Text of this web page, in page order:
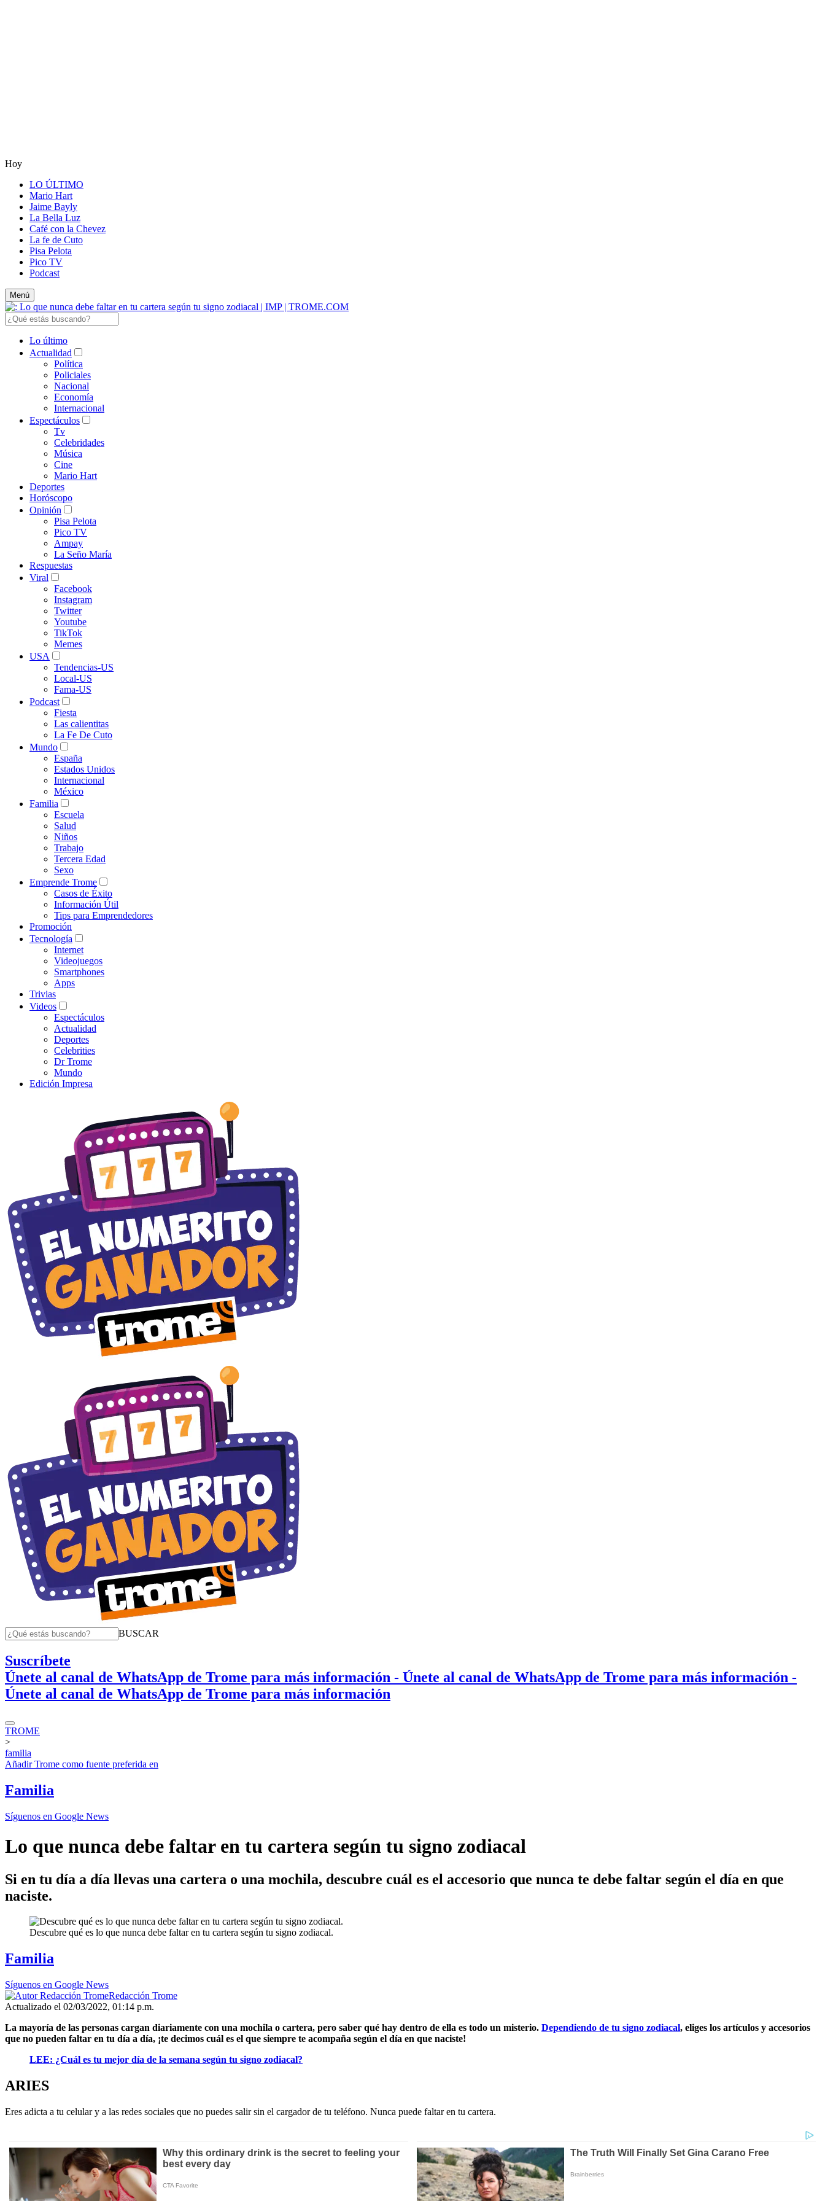
Hoy
LO ÚLTIMO
Mario Hart
Jaime Bayly
La Bella Luz
Café con la Chevez
La fe de Cuto
Pisa Pelota
Pico TV
Podcast
Menú
Lo último
Actualidad
Política
Policiales
Nacional
Economía
Internacional
Espectáculos
Tv
Celebridades
Música
Cine
Mario Hart
Deportes
Horóscopo
Opinión
Pisa Pelota
Pico TV
Ampay
La Seño María
Respuestas
Viral
Facebook
Instagram
Twitter
Youtube
TikTok
Memes
USA
Tendencias-US
Local-US
Fama-US
Podcast
Fiesta
Las calientitas
La Fe De Cuto
Mundo
España
Estados Unidos
Internacional
México
Familia
Escuela
Salud
Niños
Trabajo
Tercera Edad
Sexo
Emprende Trome
Casos de Éxito
Información Útil
Tips para Emprendedores
Promoción
Tecnología
Internet
Videojuegos
Smartphones
Apps
Trivias
Videos
Espectáculos
Actualidad
Deportes
Celebrities
Dr Trome
Mundo
Edición Impresa
BUSCAR
Suscríbete
Únete al canal de WhatsApp de Trome para más información - Únete al canal de WhatsApp de Trome para más información -
Únete al canal de WhatsApp de Trome para más información
TROME
>
familia
AñadirTrome como fuente preferida en
Familia
Síguenos en Google News
Lo que nunca debe faltar en tu cartera según tu signo zodiacal
Si en tu día a día llevas una cartera o una mochila, descubre cuál es el accesorio que nunca te debe faltar según el día en que
naciste.
Descubre qué es lo que nunca debe faltar en tu cartera según tu signo zodiacal.
Familia
Síguenos en Google News
Redacción Trome
Actualizado el 02/03/2022, 01:14 p.m.
La mayoría de las personas cargan diariamente con una mochila o cartera, pero saber qué hay dentro de ella es todo un misterio. Dependiendo de tu signo zodiacal, eliges los artículos y accesorios
que no pueden faltar en tu día a día, ¡te decimos cuál es el que siempre te acompaña según el día en que naciste!
LEE: ¿Cuál es tu mejor día de la semana según tu signo zodiacal?
ARIES
Eres adicta a tu celular y a las redes sociales que no puedes salir sin el cargador de tu teléfono. Nunca puede faltar en tu cartera.